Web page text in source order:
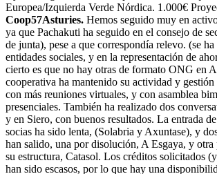
Europea/Izquierda Verde Nórdica. 1.000€
Coop57Asturies. Hemos seguido muy en
ya que Pachakuti ha seguido en el consejo de
de junta), pese a que correspondía relevo. (se
entidades sociales, y en la representación de
cierto es que no hay otras de formato ONG en
cooperativa ha mantenido su actividad y
con más reuniones virtuales, y con asamblea
presenciales. También ha realizado dos
y en Siero, con buenos resultados. La entrada
socias ha sido lenta, (Solabria y Axuntase), y
han salido, una por disolución, A Esgaya, y
su estructura, Catasol. Los créditos solicitados
han sido escasos, por lo que hay una